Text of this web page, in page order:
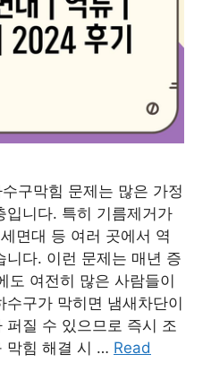
구막힘 문제는 많은 가정
입니다. 특히 기름제거가
면대 등 여러 곳에서 역
니다. 이런 문제는 매년 증
도 여전히 많은 사람들이
구가 막히면 냄새차단이
퍼질 수 있으므로 즉시 조
막힘 해결 시 … Read